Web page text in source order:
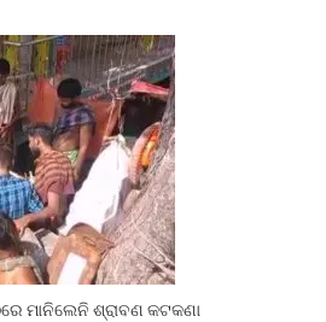
ମାନିଲେନି ଶ୍ରାବଣ କଟକଣା